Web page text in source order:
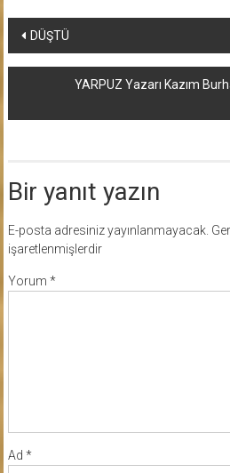
Yazı
dolaşımı
DÜŞTÜ
YARPUZ Yazarı Kazım
Bir yanıt yazın
E-posta adresiniz yayınlanmayacak.
işaretlenmişlerdir
Yorum *
Ad *